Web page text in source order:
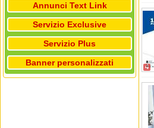
Annunci Text Link
Servizio Exclusive
Servizio Plus
Banner personalizzati
4